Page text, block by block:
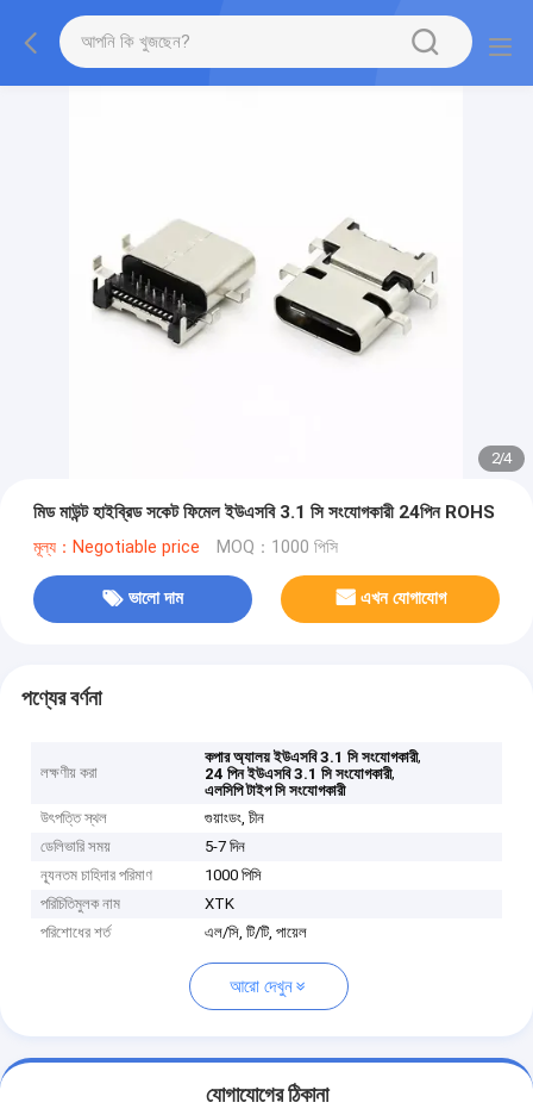
2/4
মিড মাউন্ট হাইব্রিড সকেট ফিমেল ইউএসবি 3.1 সি সংযোগকারী 24পিন ROHS
মূল্য：Negotiable price MOQ：1000 পিসি
ভালো দাম এখন যোগাযোগ
পণ্যের বর্ণনা
লক্ষণীয় করা
কপার অ্যালয় ইউএসবি 3.1 সি সংযোগকারী,
24 পিন ইউএসবি 3.1 সি সংযোগকারী,
এলসিপি টাইপ সি সংযোগকারী
উৎপত্তি স্থল
গুয়াংডং, চীন
ডেলিভারি সময়
5-7 দিন
ন্যূনতম চাহিদার পরিমাণ
1000 পিসি
পরিচিতিমুলক নাম
XTK
পরিশোধের শর্ত
এল/সি, টি/টি, পায়েল
আরো দেখুন
যোগাযোগের ঠিকানা